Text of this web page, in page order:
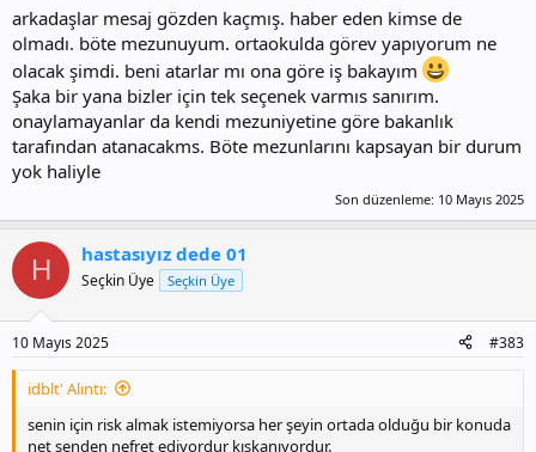
arkadaşlar mesaj gözden kaçmış. haber eden kimse de
olmadı. böte mezunuyum. ortaokulda görev yapıyorum ne
olacak şimdi. beni atarlar mı ona göre iş bakayım
Şaka bir yana bizler için tek seçenek varmıs sanırım.
onaylamayanlar da kendi mezuniyetine göre bakanlık
tarafından atanacakms. Böte mezunlarını kapsayan bir durum
yok haliyle
Son düzenleme: 10 Mayıs 2025
H hastasıyız dede 01
Seçkin Üye Seçkin Üye
10 Mayıs 2025 #383
idblt' Alıntı:
senin için risk almak istemiyorsa her şeyin ortada olduğu bir konuda
net senden nefret ediyordur kıskanıyordur.